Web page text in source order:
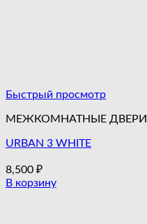
Быстрый просмотр
МЕЖКОМНАТНЫЕ ДВЕРИ
URBAN 3 WHITE
8,500 ₽
В корзину